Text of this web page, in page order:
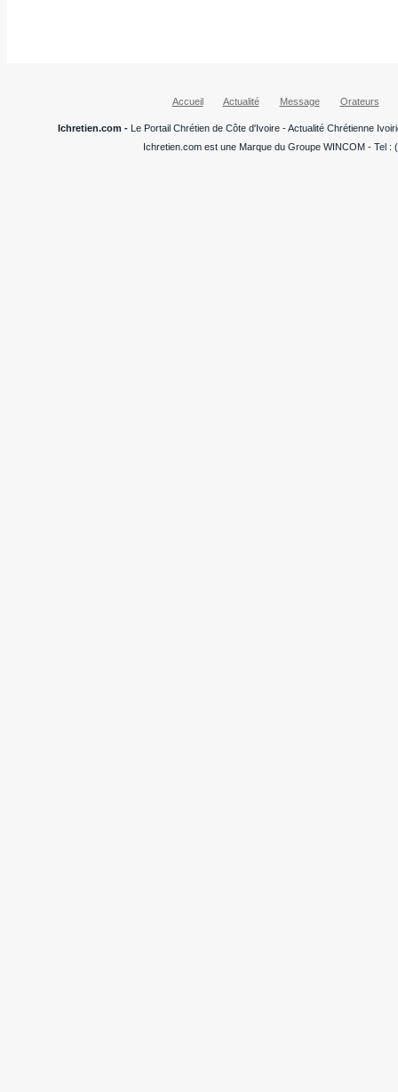
Accueil Actualité Message Orateurs
Ichretien.com - Le Portail Chrétien de Côte d'Ivoire - Actualité Chrétienne
Ichretien.com est une Marque du Groupe WINCOM - Tel :